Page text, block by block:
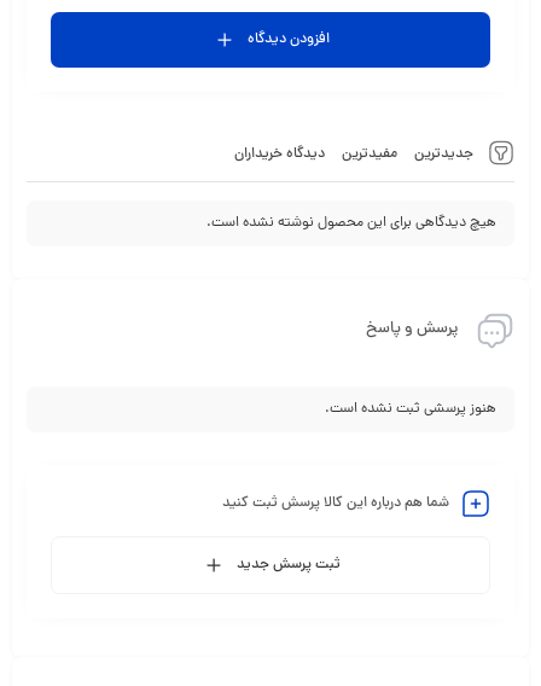
جدیدترین مفیدترین دیدگاه خریداران
هیچ دیدگاهی برای این محصول نوشته نشده است.
افزودن دیدگاه
پرسش و پاسخ
هنوز پرسشی ثبت نشده است.
شما هم درباره این کالا پرسش ثبت کنید
ثبت پرسش جدید